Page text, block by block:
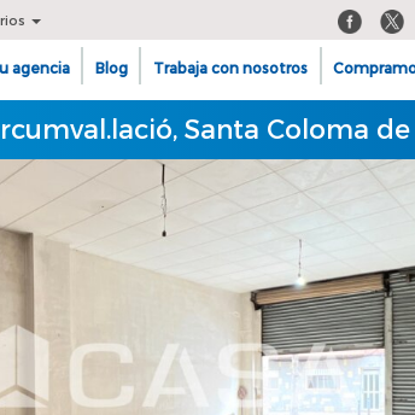
agencia Blog Trabaja con nosotros
Santa Coloma